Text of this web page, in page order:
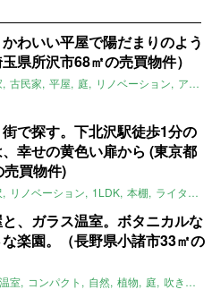
わいい平屋で陽だまりのよう
県所沢市68㎡の売買物件）
古民家 平屋 庭 リノベーション アメリカンハウス
で探す。下北沢駅徒歩1分の
幸せの黄色い扉から (東京都
買物件)
リノベーション 1LDK 本棚 ライター：ほしりょうこ
、ガラス温室。ボタニカルな
楽園。（長野県小諸市33㎡の
温室 コンパクト 自然 植物 庭 吹き抜け